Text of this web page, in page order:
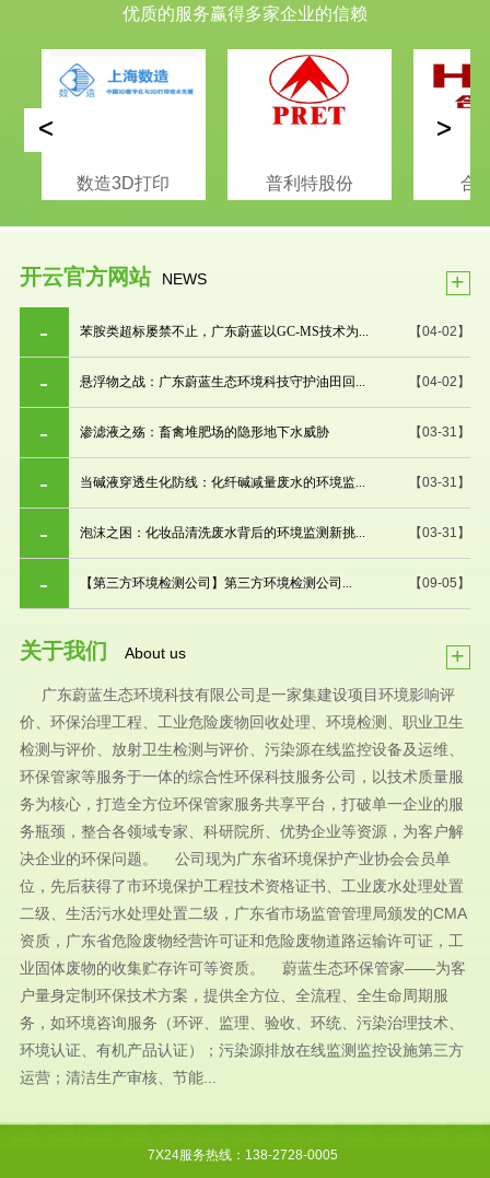
优质的服务赢得多家企业的信赖
数造3D打印 普利特股份 合
< >
开云官方网站 NEWS +
【04-02】
苯胺类超标屡禁不止，广东蔚蓝以GC-MS技术为...
【04-02】
悬浮物之战：广东蔚蓝生态环境科技守护油田回...
【03-31】
渗滤液之殇：畜禽堆肥场的隐形地下水威胁
【03-31】
当碱液穿透生化防线：化纤碱减量废水的环境监...
【03-31】
泡沫之困：化妆品清洗废水背后的环境监测新挑...
【09-05】
【第三方环境检测公司】第三方环境检测公司...
关于我们 About us +
广东蔚蓝生态环境科技有限公司是一家集建设项目环境影响评
价、环保治理工程、工业危险废物回收处理、环境检测、职业卫生
检测与评价、放射卫生检测与评价、污染源在线监控设备及运维、
环保管家等服务于一体的综合性环保科技服务公司，以技术质量服
务为核心，打造全方位环保管家服务共享平台，打破单一企业的服
务瓶颈，整合各领域专家、科研院所、优势企业等资源，为客户解
决企业的环保问题。 公司现为广东省环境保护产业协会会员单
位，先后获得了市环境保护工程技术资格证书、工业废水处理处置
二级、生活污水处理处置二级，广东省市场监管管理局颁发的CMA
资质，广东省危险废物经营许可证和危险废物道路运输许可证，工
业固体废物的收集贮存许可等资质。 蔚蓝生态环保管家——为客
户量身定制环保技术方案，提供全方位、全流程、全生命周期服
务，如环境咨询服务（环评、监理、验收、环统、污染治理技术、
环境认证、有机产品认证）；污染源排放在线监测监控设施第三方
运营；清洁生产审核、节能...
7X24服务热线：138-2728-0005